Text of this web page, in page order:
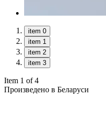
item 0
item 1
item 2
item 3
Item 1 of 4
Произведено в Беларуси